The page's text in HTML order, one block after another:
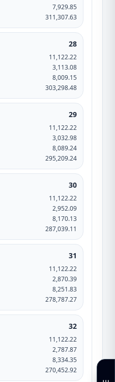
7,929.85
311,307.63
28
11,122.22
3,113.08
8,009.15
303,298.48
29
11,122.22
3,032.98
8,089.24
295,209.24
30
11,122.22
2,952.09
8,170.13
287,039.11
31
11,122.22
2,870.39
8,251.83
278,787.27
32
11,122.22
2,787.87
8,334.35
270,452.92